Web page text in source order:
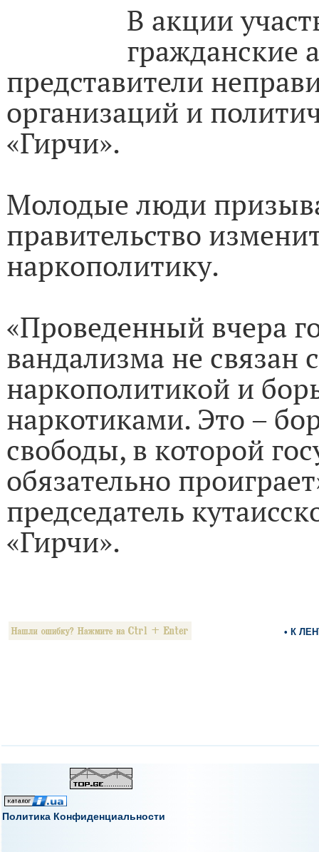
В акции
гражданские
представители
организаций и
«Гирчи».
Молодые люди
правительство
наркополитику.
«Проведенный вчера
вандализма не связан с
наркополитикой и
наркотиками. Это –
свободы, в которой
обязательно
председатель
«Гирчи».
• К
Политика Конфиденциальности